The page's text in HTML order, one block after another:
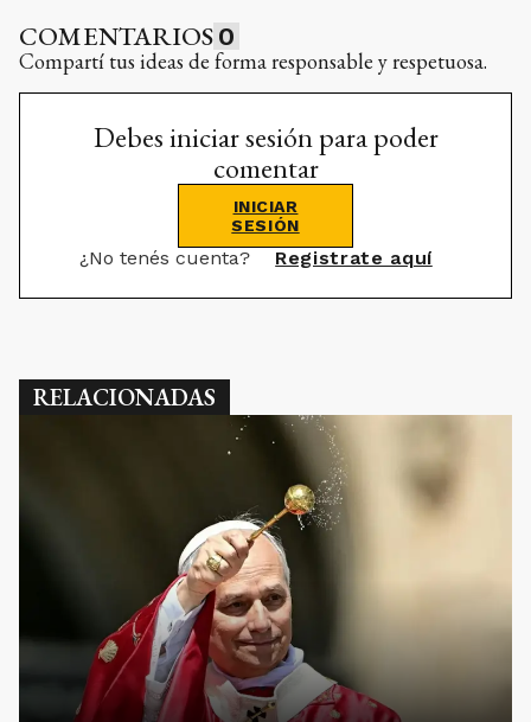
COMENTARIOS 0
Compartí tus ideas de forma responsable y respetuosa.
Debes iniciar sesión para poder
comentar
INICIAR
SESIÓN
¿No tenés cuenta? Registrate aquí
RELACIONADAS